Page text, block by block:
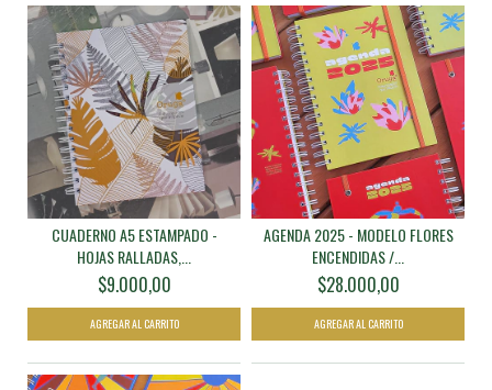
CUADERNO A5 ESTAMPADO -
HOJAS RALLADAS,...
$9.000,00
AGENDA 2025 - MODELO FLORES
ENCENDIDAS /...
$28.000,00